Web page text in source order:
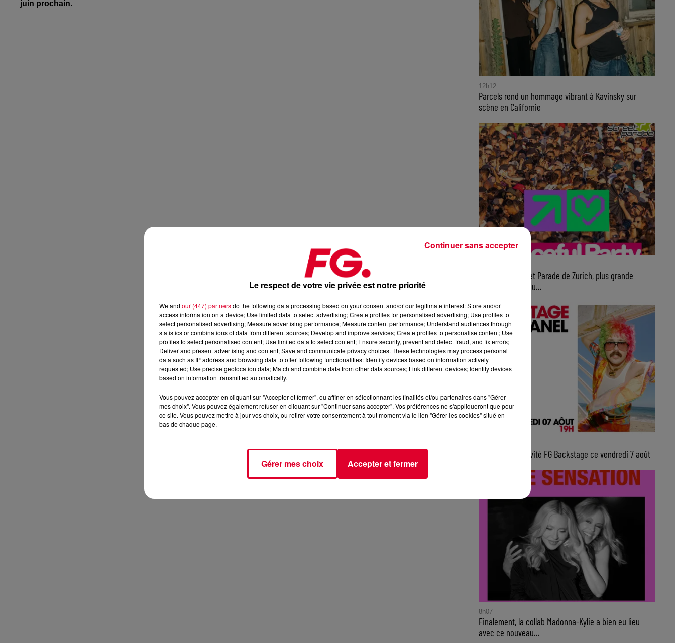
juin prochain.
12h12
Parcels rend un hommage vibrant à Kavinsky sur
scène en Californie
Ce samedi, Street Parade de Zurich, plus grande
parade électro du...
Julien Granel, invité FG Backstage ce vendredi 7 août
8h07
Finalement, la collab Madonna-Kylie a bien eu lieu
avec ce nouveau...
Le respect de votre vie privée est notre priorité
We and our (447) partnersdo the following data processing based on your consent and/or our legitimate interest: Store and/or
access information on a device; Use limited data to select advertising; Create profiles for personalised advertising; Use profiles to
select personalised advertising; Measure advertising performance; Measure content performance; Understand audiences through
statistics or combinations of data from different sources; Develop and improve services; Create profiles to personalise content; Use
profiles to select personalised content; Use limited data to select content; Ensure security, prevent and detect fraud, and fix errors;
Deliver and present advertising and content; Save and communicate privacy choices. These technologies may process personal
data such as IP address and browsing data to offer following functionalities: Identify devices based on information actively
requested; Use precise geolocation data; Match and combine data from other data sources; Link different devices; Identify devices
based on information transmitted automatically.
Vous pouvez accepter en cliquant sur "Accepter et fermer", ou affiner en sélectionnant les finalités et/ou partenaires dans "Gérer
mes choix". Vous pouvez également refuser en cliquant sur "Continuer sans accepter". Vos préférences ne s'appliqueront que pour
ce site. Vous pouvez mettre à jour vos choix, ou retirer votre consentement à tout moment via le lien "Gérer les cookies" situé en
bas de chaque page.
Gérer mes choix Accepter et fermer
Continuer sans accepter